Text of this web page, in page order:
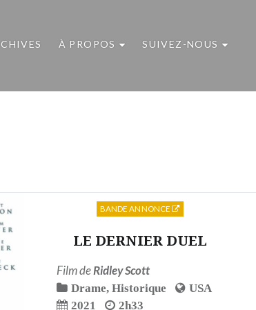
À PROPOS SUIVEZ-NOUS
LE DERNIER DUEL
Film deRidley Scott
Drame,Historique
USA
2021
2h33
BANDE ANNONCE